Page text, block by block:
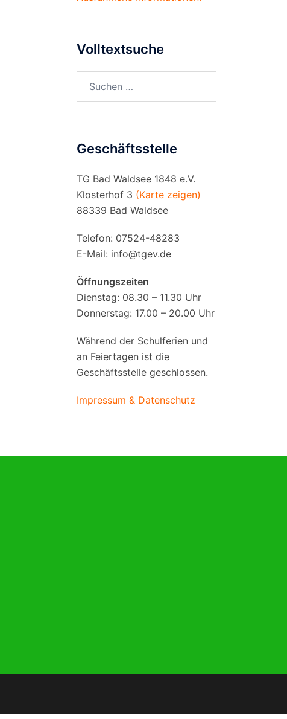
Volltextsuche
nach:
Geschäftsstelle
TG Bad Waldsee 1848 e.V.
Klosterhof 3 (Karte zeigen)
88339 Bad Waldsee
Telefon: 07524-48283
E-Mail: info@tgev.de
Öffnungszeiten
Dienstag: 08.30 – 11.30 Uhr
Donnerstag: 17.00 – 20.00 Uhr
Während der Schulferien und
an Feiertagen ist die
Geschäftsstelle geschlossen.
Impressum & Datenschutz